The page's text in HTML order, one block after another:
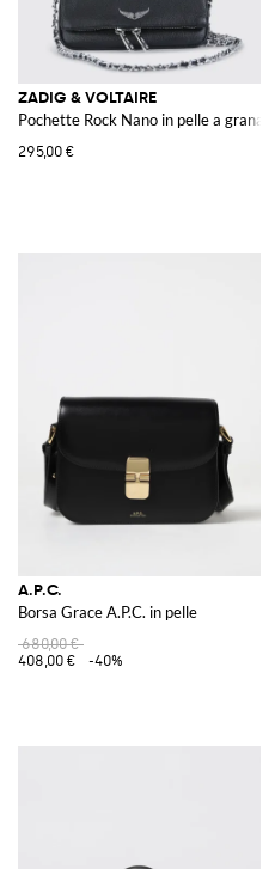
ZADIG & VOLTAIRE
Pochette Rock Nano in pelle a grana
295,00 €
A.P.C.
Borsa Grace A.P.C. in pelle
680,00 €
408,00 €
-40%